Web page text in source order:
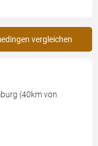
vergleichen
(40km von